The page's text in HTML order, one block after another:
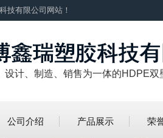
技有限公司网站！
设计、制造、销售为一体的HDPE双
公司介绍 产品展示 荣